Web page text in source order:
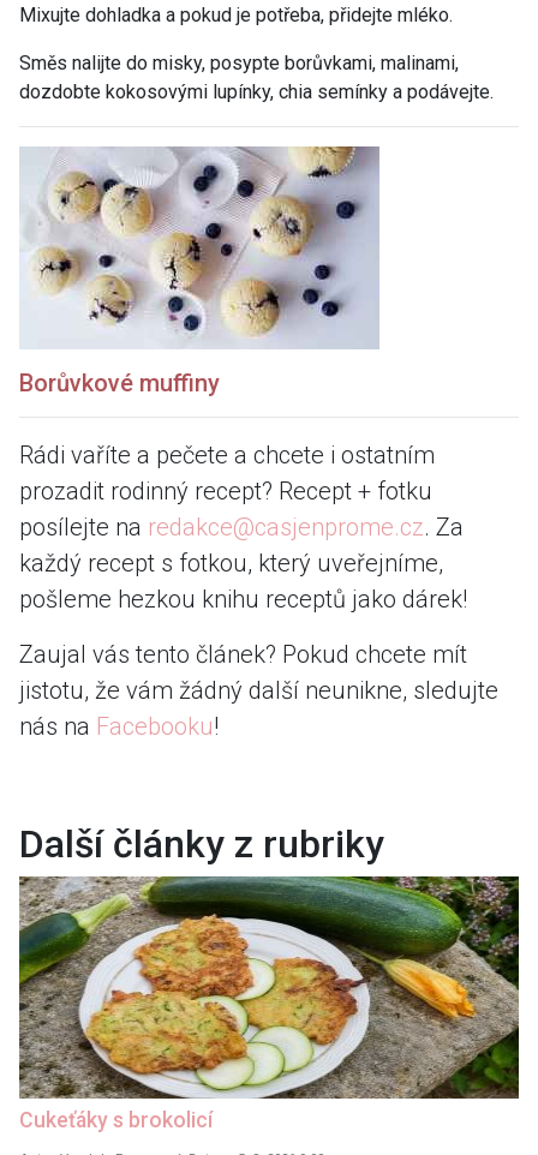
Mixujte dohladka a pokud je potřeba, přidejte mléko.
Směs nalijte do misky, posypte borůvkami, malinami,
dozdobte kokosovými lupínky, chia semínky a podávejte.
Borůvkové muffiny
Rádi vaříte a pečete a chcete i ostatním
prozadit rodinný recept? Recept + fotku
posílejte na redakce@casjenprome.cz. Za
každý recept s fotkou, který uveřejníme,
pošleme hezkou knihu receptů jako dárek!
Zaujal vás tento článek? Pokud chcete mít
jistotu, že vám žádný další neunikne, sledujte
nás na Facebooku!
Další články z rubriky
Cukeťáky s brokolicí